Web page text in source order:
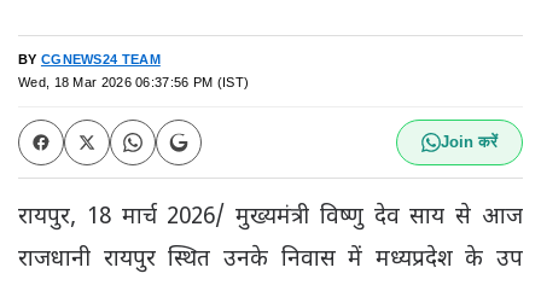
BY CGNEWS24 TEAM
Wed, 18 Mar 2026 06:37:56 PM (IST)
Join करें
रायपुर, 18 मार्च 2026/ मुख्यमंत्री विष्णु देव साय से आज
राजधानी रायपुर स्थित उनके निवास में मध्यप्रदेश के उप